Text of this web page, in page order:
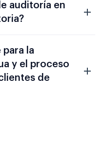
auditoría en
la
y el proceso
de